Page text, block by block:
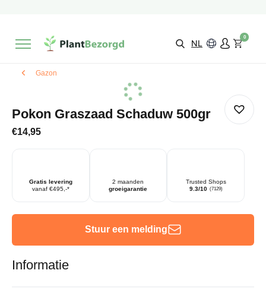
Kies zelf je
bezorgmoment & locatie NL
0
Gazon
Pokon Graszaad Schaduw 500gr
€14,95
Gratis levering
vanaf €495,-*
2 maanden
groeigarantie
Trusted Shops
9.3/10 (7129)
Stuur een melding
Informatie